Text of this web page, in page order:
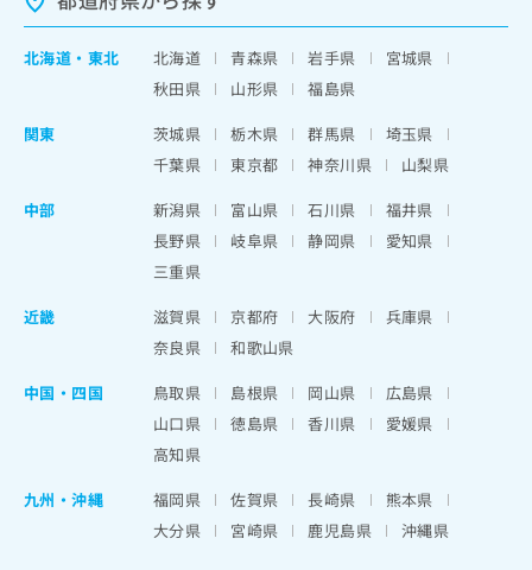
北海道 ・ 東北 北海道 青森県 岩手県
宮城県
秋田県
山形県
福島県
関東
茨城県 栃木県 群馬県
埼玉県
千葉県
東京都 神奈川県
山梨県
中部
新潟県 富山県 石川県
福井県
長野県
岐阜県 静岡県
愛知県
三重県
近畿
滋賀県 京都府 大阪府
兵庫県
奈良県
和歌山県
中国・四国
鳥取県 島根県 岡山県
広島県
山口県
徳島県 香川県
愛媛県
高知県
九州・沖縄
福岡県 佐賀県 長崎県
熊本県
大分県
宮崎県 鹿児島県 沖縄県